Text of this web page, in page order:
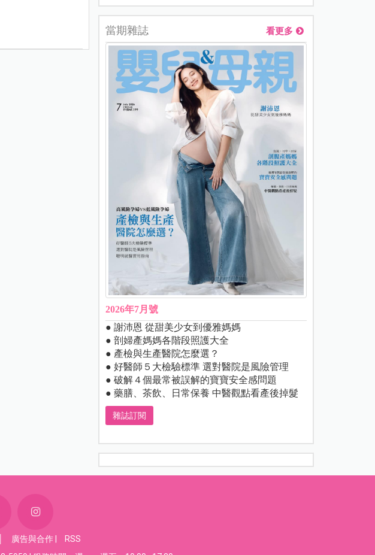
當期雜誌 看更多
2026年7月號
● 謝沛恩 從甜美少女到優雅媽媽
● 剖婦產媽媽各階段照護大全
● 產檢與生產醫院怎麼選？
● 好醫師５大檢驗標準 選對醫院是風險管理
● 破解４個最常被誤解的寶寶安全感問題
● 藥膳、茶飲、日常保養 中醫觀點看產後掉髮
雜誌訂閱
廣告與合作
RSS